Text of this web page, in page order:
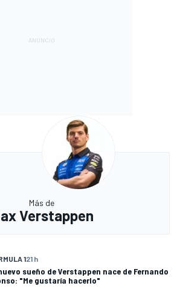
Más de
Verstappen
121 h
sueño de Verstappen nace de Fernando
"Me gustaría hacerlo"